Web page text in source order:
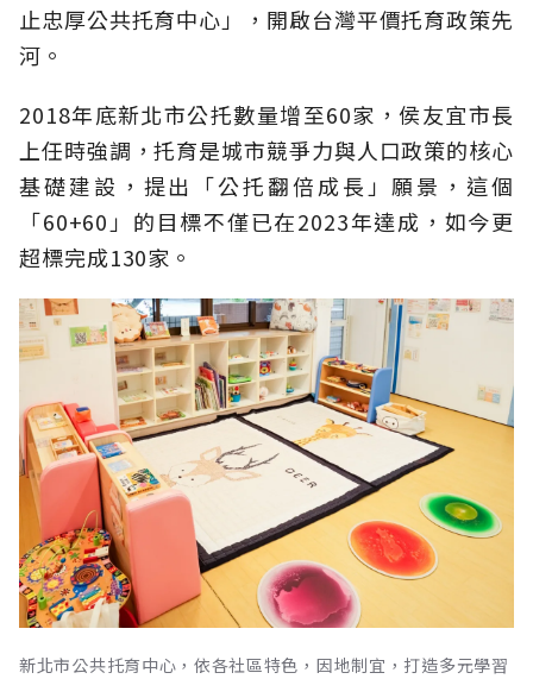
止忠厚公共托育中心」，開啟台灣平價托育政策先
河。
2018年底新北市公托數量增至60家，侯友宜市長
上任時強調，托育是城市競爭力與人口政策的核心
基礎建設，提出「公托翻倍成長」願景，這個
「60+60」的目標不僅已在2023年達成，如今更
超標完成130家。
新北市公共托育中心，依各社區特色，因地制宜，打造多元學習